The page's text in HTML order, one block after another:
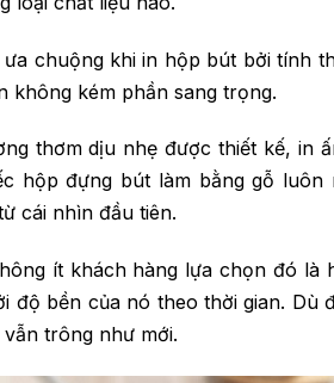
chuộng khi in hộp bút bởi tính
không kém phần sang trọng.
thơm dịu nhẹ được thiết kế, in
hộp đựng bút làm bằng gỗ
cái nhìn đầu tiên.
ít khách hàng lựa chọn đó là
độ bền của nó theo thời gian. Dù
trông như mới.